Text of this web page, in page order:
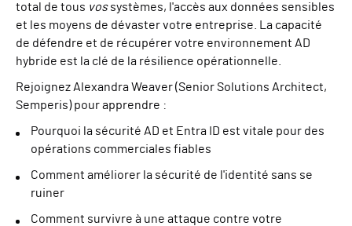
total de tous vossystèmes, l'accès aux données sensibles
et les moyens de dévaster votre entreprise. La capacité
de défendre et de récupérer votre environnement AD
hybride est la clé de la résilience opérationnelle.
Rejoignez Alexandra Weaver (Senior Solutions Architect,
Semperis) pour apprendre :
Pourquoi la sécurité AD et Entra ID est vitale pour des
opérations commerciales fiables
Comment améliorer la sécurité de l'identité sans se
ruiner
Comment survivre à une attaque contre votre